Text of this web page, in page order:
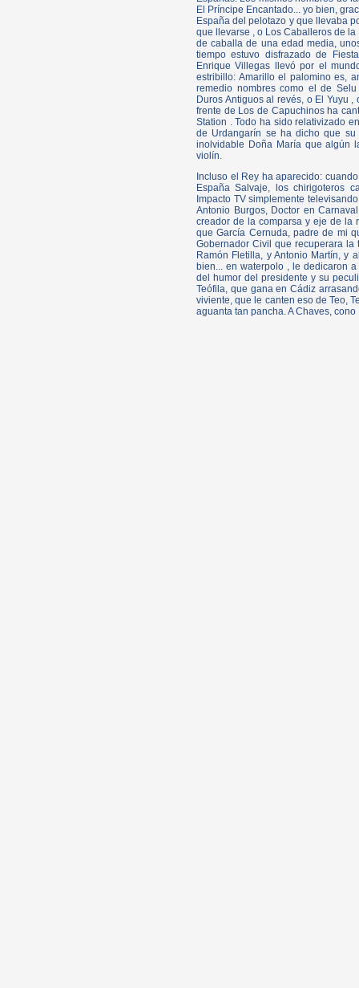
El Príncipe Encantado... yo bien,
España del pelotazo y que llevaba
que llevarse , o Los Caballeros de
de caballa de una edad media,
tiempo estuvo disfrazado de
Enrique Villegas llevó por el
estribillo: Amarillo el palomino es,
remedio nombres como el de
Duros Antiguos al revés, o El Yuyu
frente de Los de Capuchinos ha
Station . Todo ha sido relativizado
de Urdangarín se ha dicho que
inolvidable Doña María que algún
violín.
Incluso el Rey ha aparecido:
España Salvaje, los chirigoteros
Impacto TV simplemente
Antonio Burgos, Doctor en
creador de la comparsa y eje de la
que García Cernuda, padre de mi
Gobernador Civil que recuperara
Ramón Fletilla, y Antonio Martín, y
bien... en waterpolo , le dedicaron
del humor del presidente y su
Teófila, que gana en Cádiz
viviente, que le canten eso de Teo,
aguanta tan pancha. A Chaves, cono